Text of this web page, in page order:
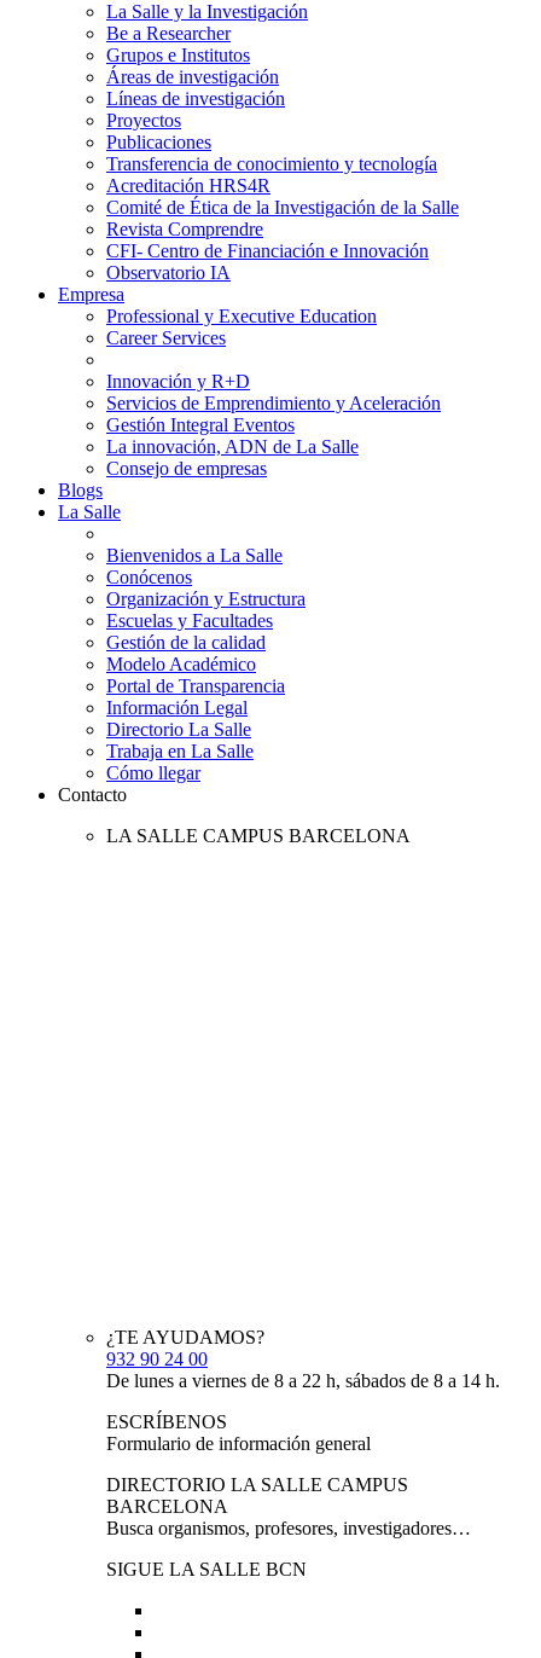
La Salle y la Investigación
Be a Researcher
Grupos e Institutos
Áreas de investigación
Líneas de investigación
Proyectos
Publicaciones
Transferencia de conocimiento y tecnología
Acreditación HRS4R
Comité de Ética de la Investigación de la Salle
Revista Comprendre
CFI- Centro de Financiación e Innovación
Observatorio IA
Empresa
Professional y Executive Education
Career Services
Innovación y R+D
Servicios de Emprendimiento y Aceleración
Gestión Integral Eventos
La innovación, ADN de La Salle
Consejo de empresas
Blogs
La Salle
Bienvenidos a La Salle
Conócenos
Organización y Estructura
Escuelas y Facultades
Gestión de la calidad
Modelo Académico
Portal de Transparencia
Información Legal
Directorio La Salle
Trabaja en La Salle
Cómo llegar
Contacto
LA SALLE CAMPUS BARCELONA
¿TE AYUDAMOS?
932 90 24 00
De lunes a viernes de 8 a 22 h, sábados de 8 a 14 h.
ESCRÍBENOS
Formulario de información general
DIRECTORIO LA SALLE CAMPUS
BARCELONA
Busca organismos, profesores, investigadores…
SIGUE LA SALLE BCN